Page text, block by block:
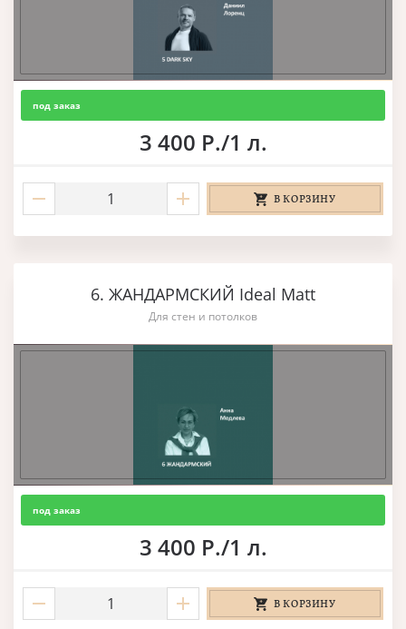
под заказ
3 400 Р./1 л.
В КОРЗИНУ
6. ЖАНДАРМСКИЙ Ideal Matt
Для стен и потолков
под заказ
3 400 Р./1 л.
В КОРЗИНУ